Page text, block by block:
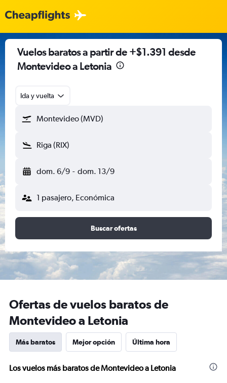
Vuelos baratos a partir de +$1.391 desde
Montevideo a Letonia
Ida y vuelta
Montevideo (MVD)
Riga (RIX)
dom. 6/9 - dom. 13/9
1 pasajero, Económica
Buscar ofertas
Ofertas de vuelos baratos de
Montevideo a Letonia
Más baratos Mejor opción Última hora
Los vuelos más baratos de Montevideo a Letonia